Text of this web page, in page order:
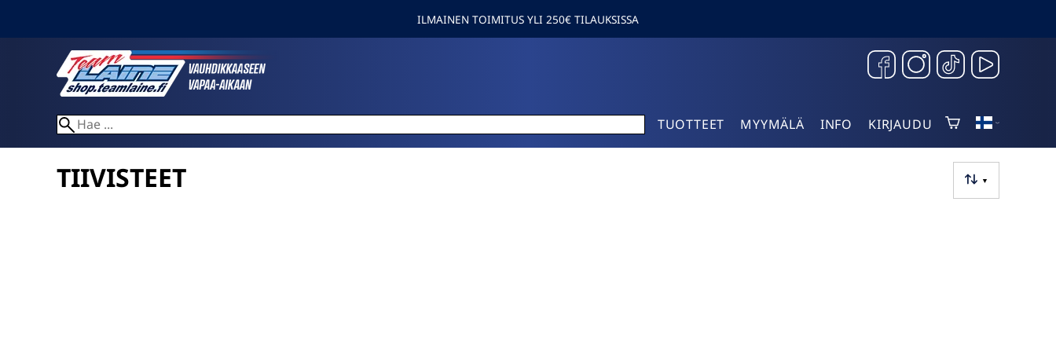
ILMAINEN TOIMITUS YLI 250€ TILAUKSISSA
TUOTTEET MYYMÄLÄ INFO KIRJAUDU
▼
TIIVISTEET